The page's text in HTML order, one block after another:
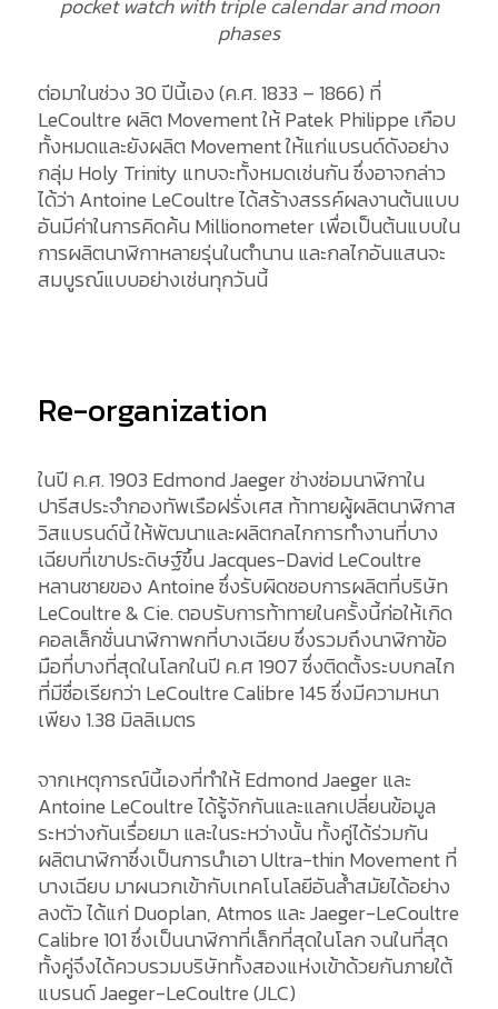
phases
ต่อมาในช่วง 30 ปีนี้เอง (ค.ศ. 1833 – 1866) ที่
LeCoultre ผลิต Movement ให้ Patek Philippe เกือบ
ทั้งหมดและยังผลิต Movement ให้แก่แบรนด์ดังอย่าง
กลุ่ม Holy Trinity แทบจะทั้งหมดเช่นกัน ซึ่งอาจกล่าว
ได้ว่า Antoine LeCoultre ได้สร้างสรรค์ผลงานต้นแบบ
อันมีค่าในการคิดค้น Millionometer เพื่อเป็นต้นแบบใน
การผลิตนาฬิกาหลายรุ่นในตำนาน และกลไกอันแสนจะ
สมบูรณ์แบบอย่างเช่นทุกวันนี้
Re-organization
ในปี ค.ศ. 1903 Edmond Jaeger ช่างซ่อมนาฬิกาใน
ปารีสประจำกองทัพเรือฝรั่งเศส ท้าทายผู้ผลิตนาฬิกาส
วิสแบรนด์นี้ ให้พัฒนาและผลิตกลไกการทำงานที่บาง
เฉียบที่เขาประดิษฐ์ขึ้น Jacques-David LeCoultre
หลานชายของ Antoine ซึ่งรับผิดชอบการผลิตที่บริษัท
LeCoultre & Cie. ตอบรับการท้าทายในครั้งนี้ก่อให้เกิด
คอลเล็กชั่นนาฬิกาพกที่บางเฉียบ ซึ่งรวมถึงนาฬิกาข้อ
มือที่บางที่สุดในโลกในปี ค.ศ 1907 ซึ่งติดตั้งระบบกลไก
ที่มีชื่อเรียกว่า LeCoultre Calibre 145 ซึ่งมีความหนา
เพียง 1.38 มิลลิเมตร
จากเหตุการณ์นี้เองที่ทำให้ Edmond Jaeger และ
Antoine LeCoultre ได้รู้จักกันและแลกเปลี่ยนข้อมูล
ระหว่างกันเรื่อยมา และในระหว่างนั้น ทั้งคู่ได้ร่วมกัน
ผลิตนาฬิกาซึ่งเป็นการนำเอา Ultra-thin Movement ที่
บางเฉียบ มาผนวกเข้ากับเทคโนโลยีอันล้ำสมัยได้อย่าง
ลงตัว ได้แก่ Duoplan, Atmos และ Jaeger-LeCoultre
Calibre 101 ซึ่งเป็นนาฬิกาที่เล็กที่สุดในโลก จนในที่สุด
ทั้งคู่จึงได้ควบรวมบริษัททั้งสองแห่งเข้าด้วยกันภายใต้
แบรนด์ Jaeger-LeCoultre (JLC)